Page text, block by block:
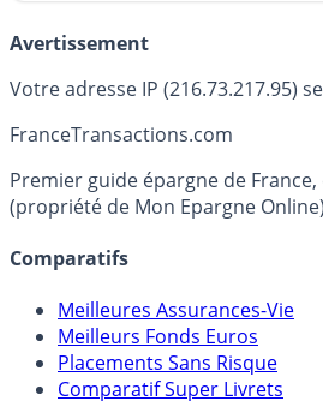
Avertissement
Votre adresse IP (216.73.217.95)
FranceTransactions.com
Premier guide épargne de
(propriété de Mon Epargne
Comparatifs
Meilleures Assurances-Vie
Meilleurs Fonds Euros
Placements Sans Risque
Comparatif Super Livrets